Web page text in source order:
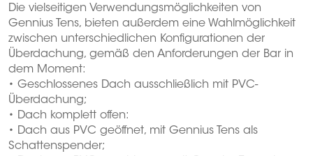
Die vielseitigen Verwendungsmöglichkeiten von
Gennius Tens, bieten außerdem eine Wahlmöglichkeit
zwischen unterschiedlichen Konfigurationen der
Überdachung, gemäß den Anforderungen der Bar in
dem Moment:
• Geschlossenes Dach ausschließlich mit PVC-
Überdachung;
• Dach komplett offen:
• Dach aus PVC geöffnet, mit Gennius Tens als
Schattenspender;